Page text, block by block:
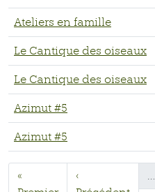
Ateliers en famille
Le Cantique des oiseaux
Le Cantique des oiseaux
Azimut #5
Azimut #5
«
‹
…